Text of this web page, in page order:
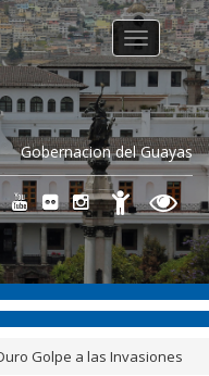
Gobernacion del Guayas
Toggle
navigation
Golpe a las Invasiones